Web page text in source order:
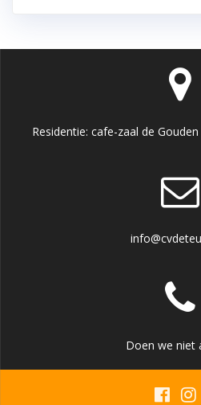
Residentie: cafe-zaal de
Doen we niet